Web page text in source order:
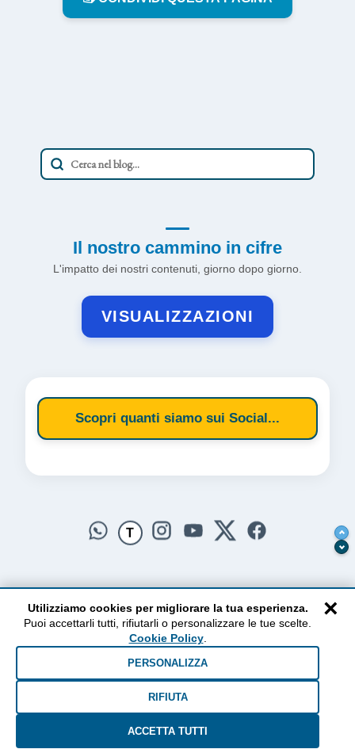
Il nostro cammino in cifre
L'impatto dei nostri contenuti, giorno dopo giorno.
VISUALIZZAZIONI
Scopri quanti siamo sui Social...
T
AlzogliOcchiversoilCielo
Dal 2010 ad oggi • Testi e pensieri tra terra e cielo
×
Utilizziamo cookies per migliorare la tua esperienza.
Puoi accettarli tutti, rifiutarli o personalizzare le tue scelte.
Cookie Policy.
PERSONALIZZA
RIFIUTA
ACCETTA TUTTI